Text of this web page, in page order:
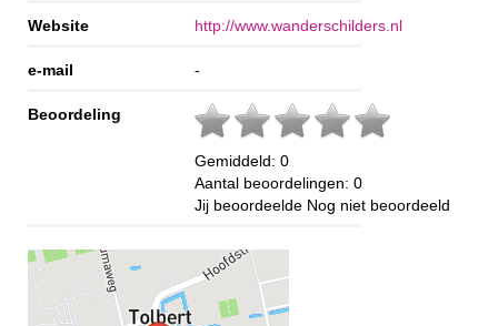
Website http://www.wanderschilders.nl
e-mail -
Beoordeling
Gemiddeld: 0
Aantal beoordelingen: 0
Jij beoordeelde Nog niet beoordeeld